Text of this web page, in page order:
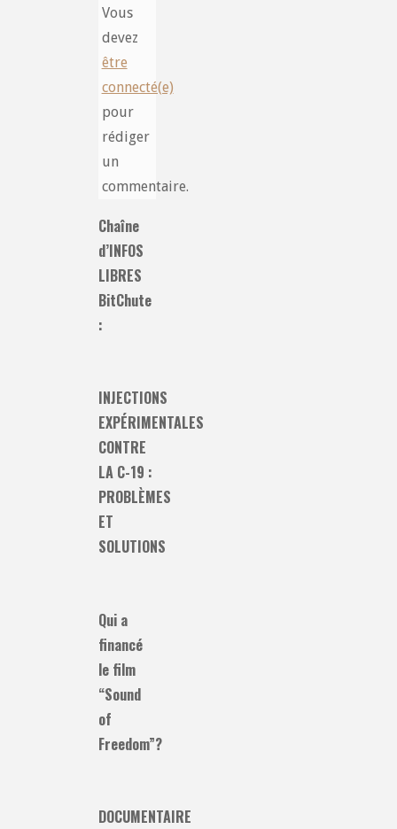
Vous
devez
être
connecté(e)
pour
rédiger
un
commentaire.
Chaîne
d’INFOS
LIBRES
BitChute
:
INJECTIONS
EXPÉRIMENTALES
CONTRE
LA C-19 :
PROBLÈMES
ET
SOLUTIONS
Qui a
financé
le film
“Sound
of
Freedom”?
DOCUMENTAIRE